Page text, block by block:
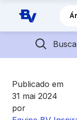
Pular para o
Busca
Barra de
Descubra
Empréstimos
Financiamentos
Publicado em
31 mai 2024
por